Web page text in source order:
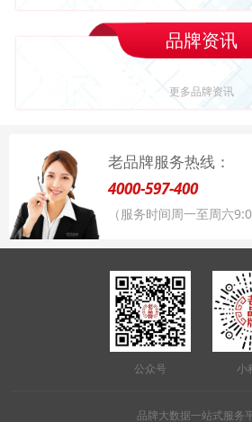
品牌资讯
更多品牌资讯
老品牌服务热线：
4000-597-400
（服务时间周一至周六
公众号 小
品牌大数据一站式服务